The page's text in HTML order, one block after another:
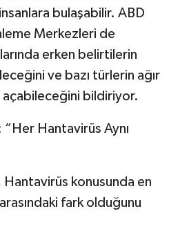
bulaşabilir. ABD
Merkezleri de
erken belirtilerin
ve bazı türlerin ağır
bildiriyor.
“Her Hantavirüs Aynı
Hantavirüs konusunda en
fark olduğunu